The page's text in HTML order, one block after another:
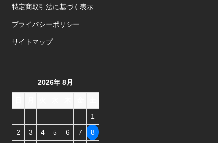
特定商取引法に基づく表示
プライバシーポリシー
サイトマップ
2026年 8月
1
2 3 4 5 6 7 8